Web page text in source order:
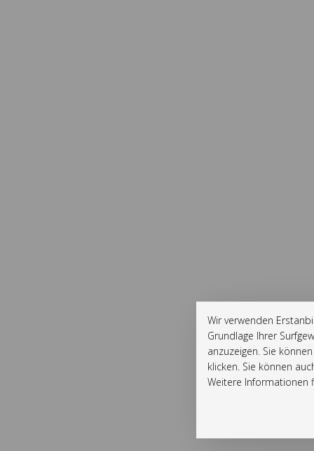
Wir verwenden
Grundlage Ihrer
anzuzeigen. Sie
klicken. Sie können
Weitere Informationen